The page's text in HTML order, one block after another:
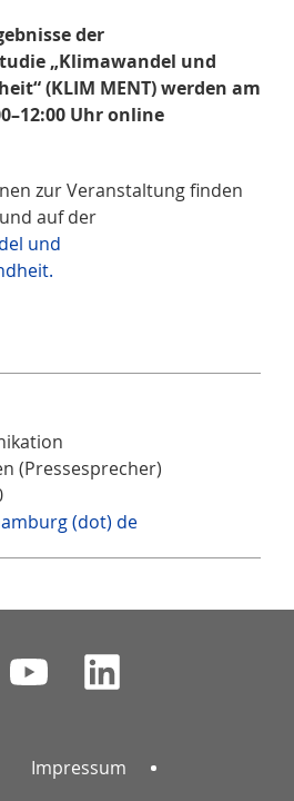
der
„Klimawandel und
(KLIM MENT) werden am
Uhr online
zur Veranstaltung finden
und auf der
und
(Pressesprecher)
(dot) de
Impressum